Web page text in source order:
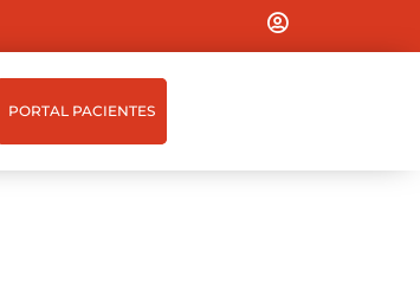
PORTAL PACIENTES